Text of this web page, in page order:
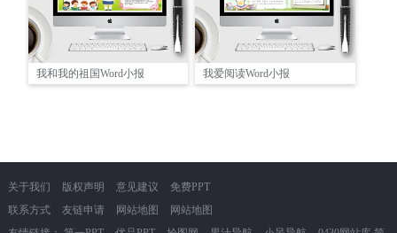
我和我的祖国Word小报 我爱阅读Word小报
关于我们
联系方式
版权声明
友链申请
意见建议
网站地图
免费PPT
网站地图